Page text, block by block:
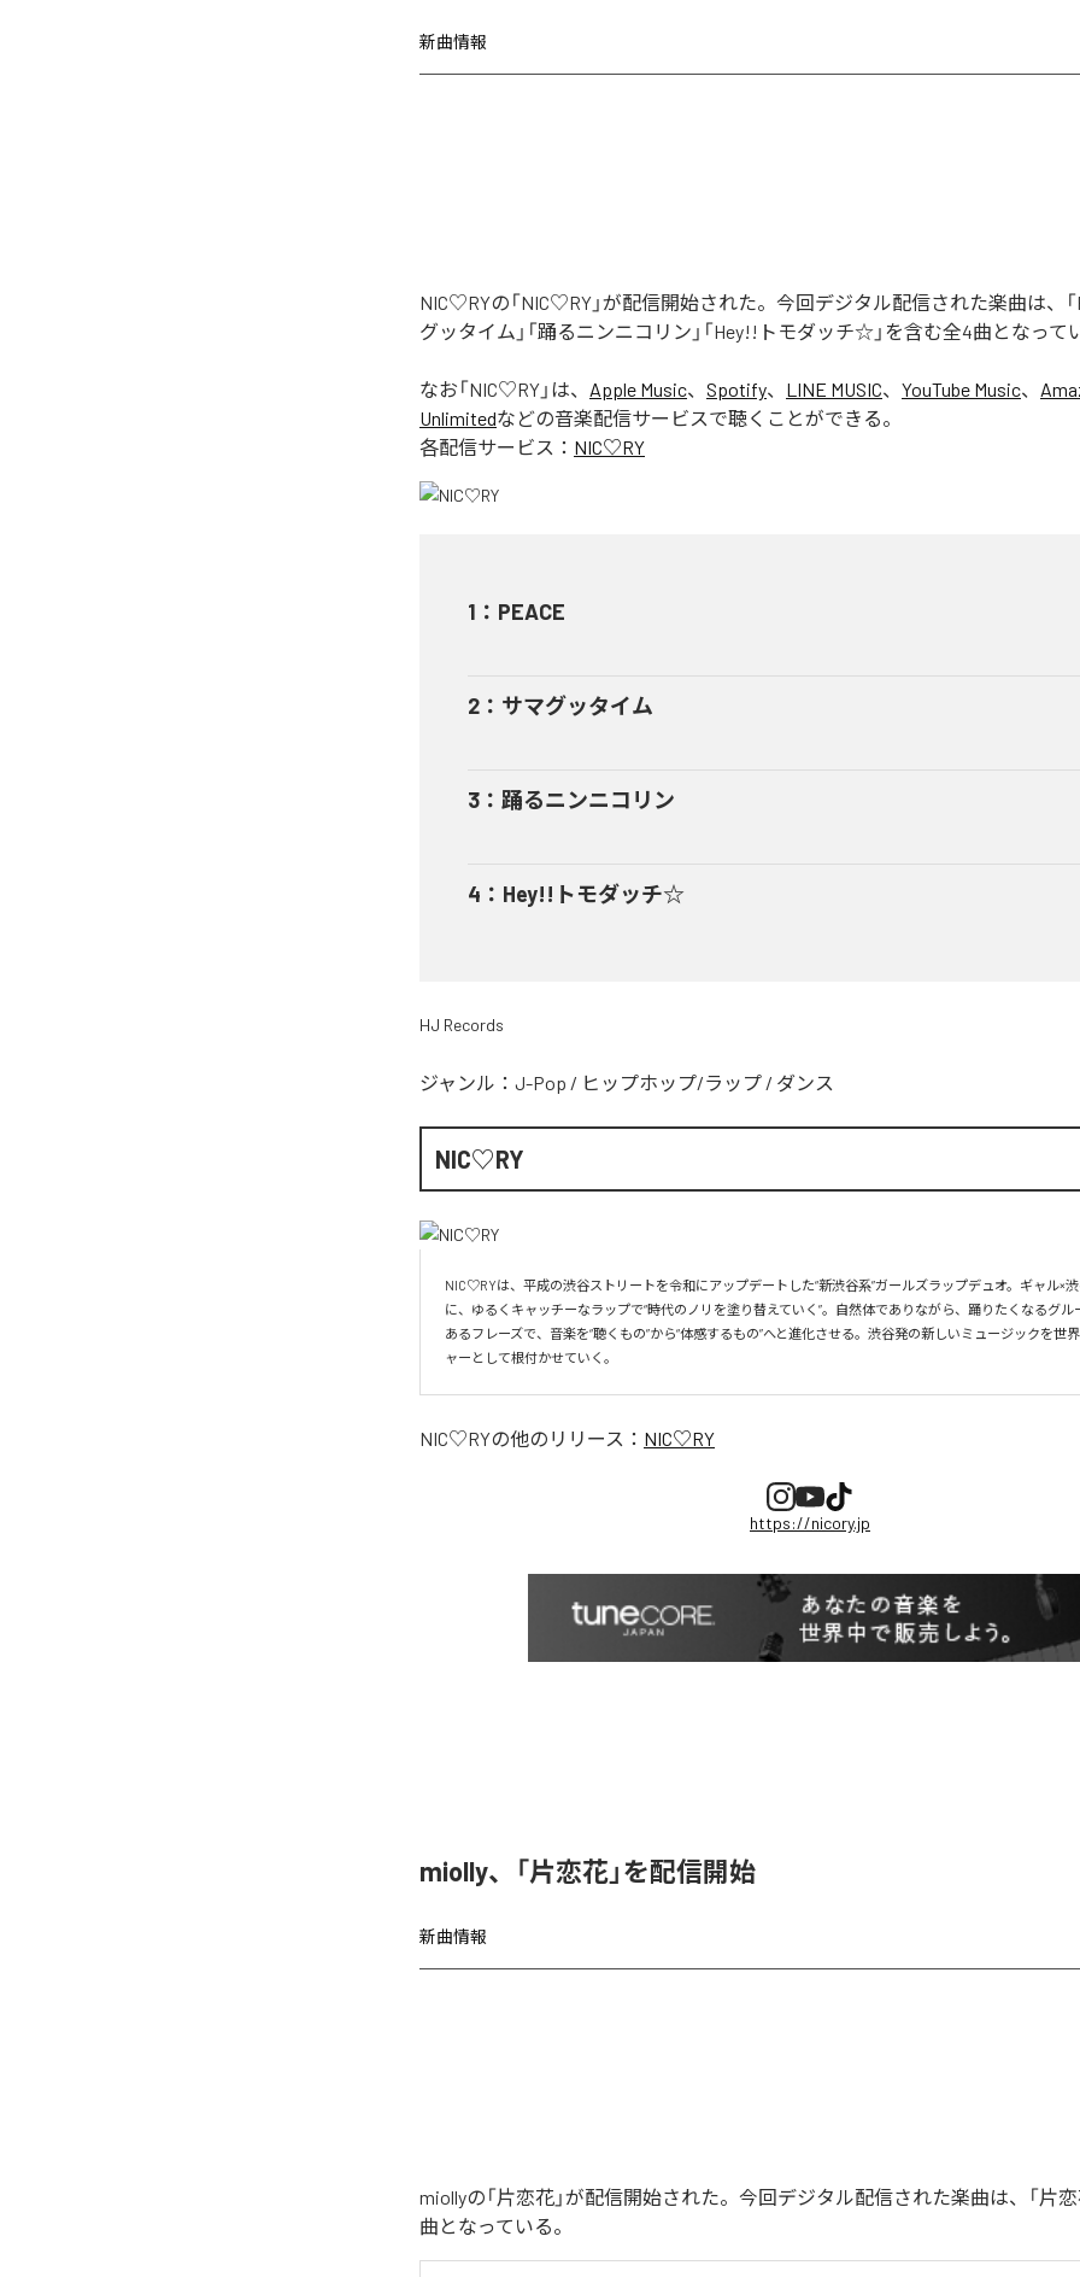
新曲情報
NIC♡RYの「NIC♡RY」が配信開始された。今回デジタル配信された楽曲は、「
グッタイム」「踊るニンニコリン」「Hey!!トモダッチ☆」を含む全4曲となって
なお「NIC♡RY 」は、 Apple Music、 Spotify、 LINE MUSIC、 YouTube Music、
Unlimitedなどの音楽配信サービスで聴くことができる。
各配信サービス： NIC♡RY
1 ： PEACE
2 ： サマグッタイム
3 ： 踊るニンニコリン
4 ： Hey!!トモダッチ☆
HJ Records
ジャンル： J-Pop / ヒップホップ/ラップ / ダンス
NIC♡RY
NIC♡RYは、平成の渋谷ストリートを令和にアップデートした“新渋谷系”ガールズラップデュオ。ギャル×
に、ゆるくキャッチーなラップで“時代のノリを塗り替えていく”。自然体でありながら、踊りたくなるグル
あるフレーズで、音楽を“聴くもの”から“体感するもの”へと進化させる。渋谷発の新しいミュージックを世
ャーとして根付かせていく。
NIC♡RYの他のリリース： NIC♡RY
https://nicory.jp
miolly、「片恋花」を配信開始
新曲情報
miollyの「片恋花」が配信開始された。今回デジタル配信された楽曲は、「片恋
曲となっている。